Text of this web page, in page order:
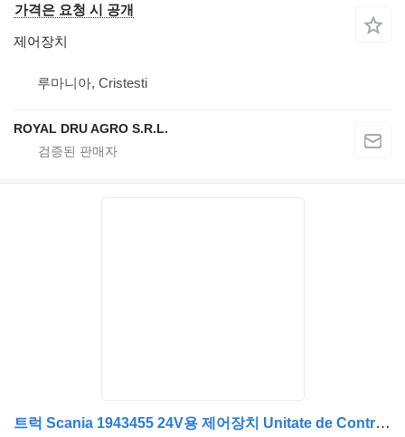
가격은 요청 시 공개
제어장치
루마니아, Cristesti
ROYAL DRU AGRO S.R.L.
트럭 Scania 1943455 24V용 제어장치 Unitate de Control BWS BCS050A3